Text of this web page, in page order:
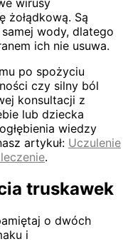
żołądkową. Są
wody, dlatego
ich nie usuwa.
po spożyciu
czy silny ból
konsultacji z
lub dziecka
wiedzy
artykuł: Uczulenie
.
truskawek
o dwóch
i